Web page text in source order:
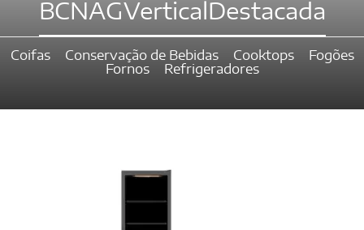
BCNAGVerticalDestacada
Coifas Conservação de Bebidas Cooktops
Fogões
Fornos
Refrigeradores